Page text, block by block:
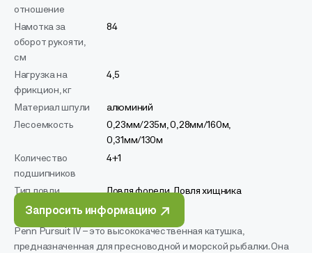
отношение
Намотка за
оборот рукояти,
см
84
Нагрузка на
фрикцион, кг
4,5
Материал шпули
алюминий
Лесоемкость
0,23мм/235м, 0,28мм/160м,
0,31мм/130м
Количество
подшипников
4+1
Тип ловли Ловля форели, Ловля хищника
Запросить информацию
Penn Pursuit IV – это высококачественная катушка,
предназначенная для пресноводной и морской рыбалки. Она